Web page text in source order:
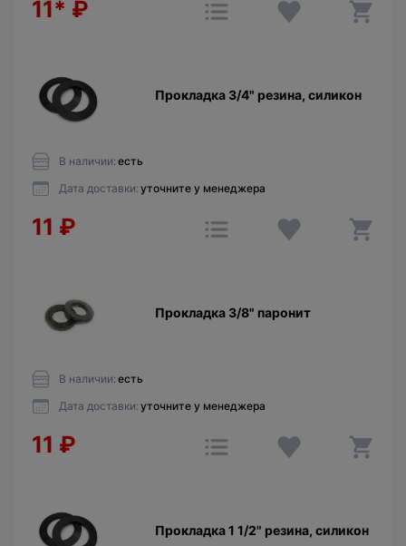
11* ₽
Прокладкa 3/4" резина, силикон
В наличии: есть
Дата доставки: уточните у менеджера
11 ₽
Прокладкa 3/8" паронит
В наличии: есть
Дата доставки: уточните у менеджера
11 ₽
Прокладка 1 1/2" резина, силикон